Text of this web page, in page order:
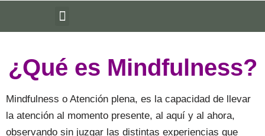
Saltar
contenido
¿Qué es Mindfulness?
Mindfulness o Atención plena, es la capacidad de llevar
la atención al momento presente, al aquí y al ahora,
observando sin juzgar las distintas experiencias que